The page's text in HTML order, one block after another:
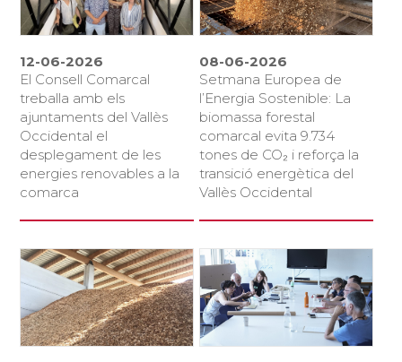
12-06-2026
El Consell Comarcal
treballa amb els
ajuntaments del Vallès
Occidental el
desplegament de les
energies renovables a la
comarca
08-06-2026
Setmana Europea de
l’Energia Sostenible: La
biomassa forestal
comarcal evita 9.734
tones de CO₂ i reforça la
transició energètica del
Vallès Occidental